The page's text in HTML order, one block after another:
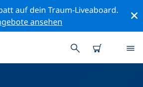
auf dein Traum-Liveaboard.
ansehen